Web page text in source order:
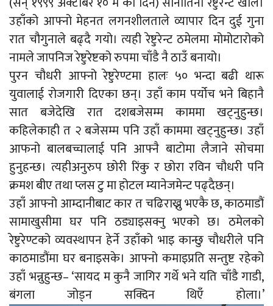
उहाँको आफ्नो मेहनत लगनशीलताले व्यापार दिन दुई गुना
रात चौगुनाले बढ्दै गयो। त्यही रेष्टुरेन्ट ठमेलमा मोमोटारोको
नामले जापनिज रेष्टुरेष्टको रुपमा चाँडै नै ठाउँ बनायो।
पुरन चौधरी आफ्नो रेष्टुरेण्टमा हालः ५० भन्दा बढी थारू
युवालाई रोजगारी दिएका छन्। उहाँ काम पर्योच भने बिहानै
सात बजेदेखि रात दशबजेसम्म काममा खट्नुहुन्छ।
कहिलेकाही त २ बजेसम्म पनि उहाँ काममा खट्नुहुन्छ। उहाँ
आफनो बालबच्चालाई पनि आफ्नै बाटोमा लैजाने सोचमा
हुनुहन्छ। त्यहीअनुरुप छोरी रिंकु र छोरा रविन चौधरी पनि
क्रमश बीए तथा प्लस टु मा होटल म्यानेजमेन्ट पढ्दैछन्।
उहाँ आफ्नो आम्दानीबाट कार त चढिराख्नु भएकै छ, काठमाडौं
सामाखुसीमा घर पनि ठड्याइसक्नु भएको छ। ठमेलको
रेष्टुरेण्टको व्यवस्थापन हेर्ने उहाँको भाइ कान्छु चौधरीले पनि
काठमाडौंमा घर बनाइसके। आफ्नो कमाइप्रति सन्तुष्ट रहेको
उहाँ भन्नुहुन्छ– ‘सायद म कुनै जागिर गर्थे भने यति चाँडै गाडी,
बंगला जोड्न सक्दिन थिएँ होला।’